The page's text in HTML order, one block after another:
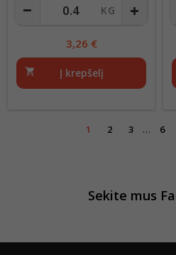
3,26 €
shopping_cart Į krepšelį
1 2 3 … 6
Sekite mus